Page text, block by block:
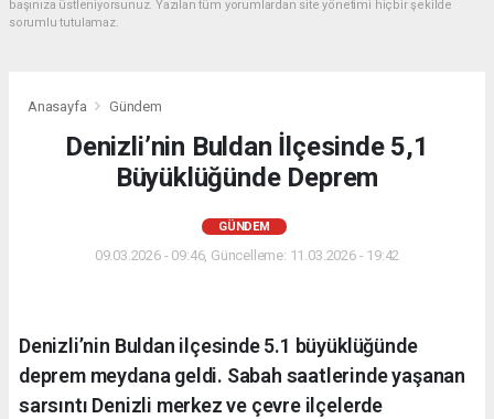
başınıza üstleniyorsunuz. Yazılan tüm yorumlardan site yönetimi hiçbir şekilde
sorumlu tutulamaz.
Anasayfa Gündem
Denizli’nin Buldan İlçesinde 5,1
Büyüklüğünde Deprem
GÜNDEM
09.03.2026 - 09:46, Güncelleme: 11.03.2026 - 19:42
Denizli’nin Buldan ilçesinde 5.1 büyüklüğünde
deprem meydana geldi. Sabah saatlerinde yaşanan
sarsıntı Denizli merkez ve çevre ilçelerde